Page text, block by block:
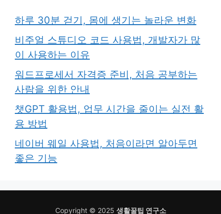
하루 30분 걷기, 몸에 생기는 놀라운 변화
비주얼 스튜디오 코드 사용법, 개발자가 많
이 사용하는 이유
워드프로세서 자격증 준비, 처음 공부하는
사람을 위한 안내
챗GPT 활용법, 업무 시간을 줄이는 실전 활
용 방법
네이버 웨일 사용법, 처음이라면 알아두면
좋은 기능
Copyright © 2025 생활꿀팁 연구소